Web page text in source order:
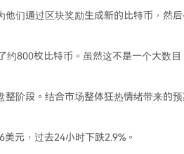
们通过区块奖励生成新的比特币，然
800枚比特币。虽然这不是一个大数
阶段。结合市场整体狂热情绪带来的
元，过去24小时下跌2.9%。